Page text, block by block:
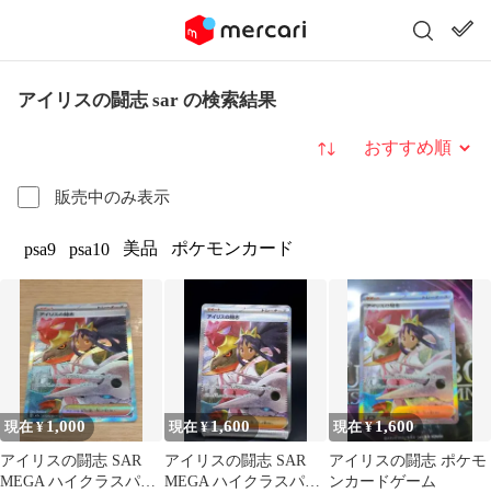
アイリスの闘志 sar の検索結果
販売中のみ表示
並び替え
psa9 psa10 美品 ポケモンカード
現在 ¥1,000
アイリスの闘志 SAR
MEGA ハイクラスパッ
現在 ¥1,600
アイリスの闘志 SAR
MEGA ハイクラスパッ
現在 ¥1,600
アイリスの闘志 ポケモ
ンカードゲーム